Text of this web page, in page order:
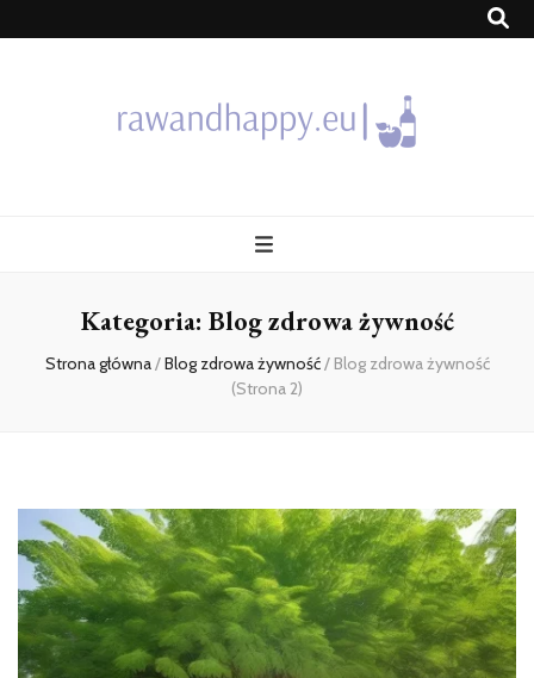
Kategoria: Blog zdrowa żywność
Strona główna/Blog zdrowa żywność/ Blog zdrowa żywność
(Strona 2)